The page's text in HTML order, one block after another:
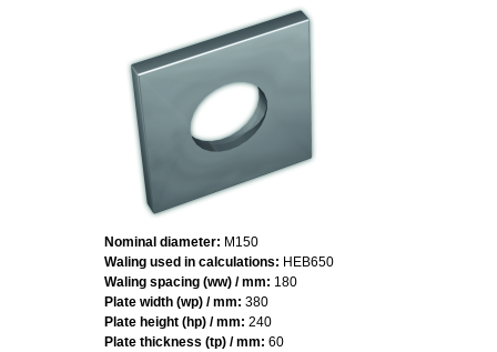
Nominal diameter: M150
Waling used in calculations: HEB650
Waling spacing (ww) / mm: 180
Plate width (wp) / mm: 380
Plate height (hp) / mm: 240
Plate thickness (tp) / mm: 60